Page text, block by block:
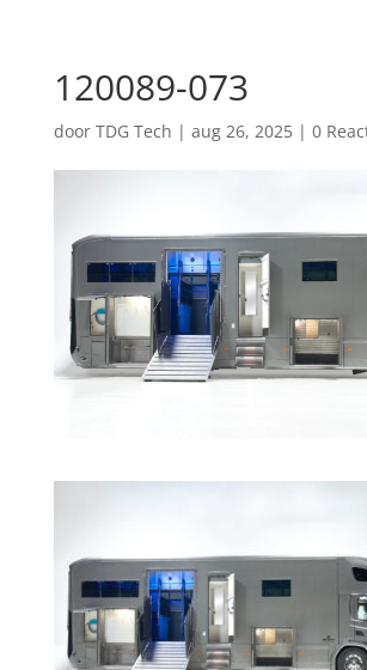
120089-073
door TDG Tech | aug 26, 2025| 0